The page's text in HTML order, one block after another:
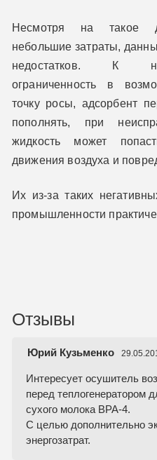
Несмотря на такое
небольшие затраты,
недостатков. К
ограниченность в
точку росы, адсорбент
пополнять, при
жидкость может
движения воздуха и
Их из-за таких
промышленности
Отзывы
Юрий Кузьменко
Интересует осушитель
перед теплогенератором
сухого молока ВРА-4.
С целью дополнительно
энергозатрат.